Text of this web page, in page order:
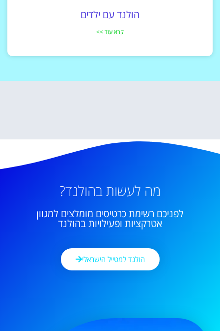
הולנד עם ילדים
קרא עוד >>
מה לעשות בהולנד?
לפניכם רשימת כרטיסים מומלצים למגוון
אטרקציות ופעילויות בהולנד
הולנד למטייל הישראלי